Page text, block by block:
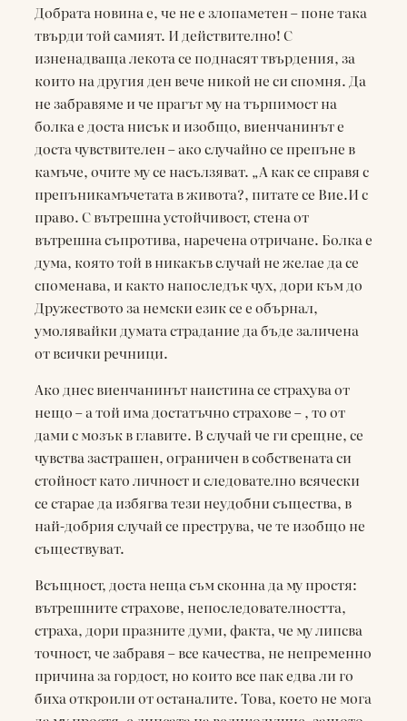
Добрата новина е, че не е злопаметен – поне така
твърди той самият. И действително! С
изненадваща лекота се поднасят твърдения, за
които на другия ден вече никой не си спомня. Да
не забравяме и че прагът му на търпимост на
болка е доста нисък и изобщо, виенчанинът е
доста чувствителен – ако случайно се препъне в
камъче, очите му се насълзяват. „А как се справя с
препъникамъчетата в живота?, питате се Вие.И с
право. С вътрешна устойчивост, стена от
вътрешна съпротива, наречена отричане. Болка е
дума, която той в никакъв случай не желае да се
споменава, и както напоследък чух, дори към до
Дружеството за немски език се е обърнал,
умолявайки думата страдание да бъде заличена
от всички речници.
Ако днес виенчанинът наистина се страхува от
нещо – а той има достатъчно страхове – , то от
дами с мозък в главите. В случай че ги срещне, се
чувства застрашен, ограничен в собствената си
стойност като личност и следователно всячески
се старае да избягва тези неудобни същества, в
най-добрия случай се преструва, че те изобщо не
съществуват.
Всъщност, доста неща съм сконна да му простя:
вътрешните страхове, непоследователността,
страха, дори празните думи, факта, че му липсва
точност, че забравя – все качества, не непременно
причина за гордост, но които все пак едва ли го
биха откроили от останалите. Това, което не мога